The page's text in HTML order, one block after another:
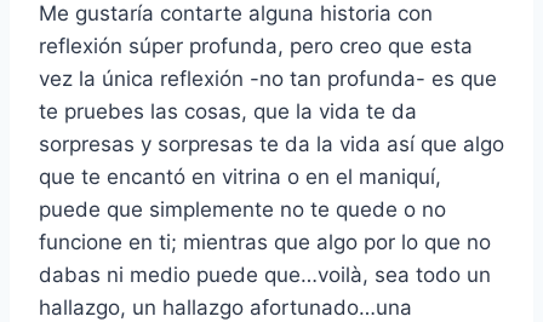
Me gustaría contarte alguna historia con
reflexión súper profunda, pero creo que esta
vez la única reflexión -no tan profunda- es que
te pruebes las cosas, que la vida te da
sorpresas y sorpresas te da la vida así que algo
que te encantó en vitrina o en el maniquí,
puede que simplemente no te quede o no
funcione en ti; mientras que algo por lo que no
dabas ni medio puede que…voilà, sea todo un
hallazgo, un hallazgo afortunado…una